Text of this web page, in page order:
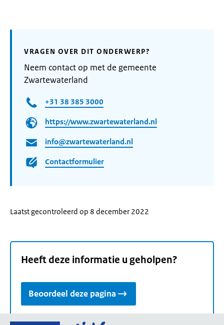
VRAGEN OVER DIT ONDERWERP?
Neem contact op met de gemeente
Zwartewaterland
+31 38 385 3000
https://www.zwartewaterland.nl
info@zwartewaterland.nl
Contactformulier
Laatst gecontroleerd op 8 december 2022
Heeft deze informatie u geholpen?
Beoordeel deze pagina